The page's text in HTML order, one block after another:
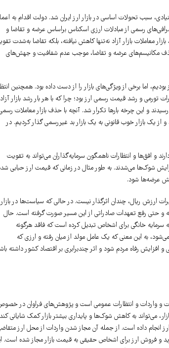
کرد. این تغییر بنیادی، سبب تحولات اساسی در بازار ارز ایران شد. دولت اقدام به
رسمی از مبادلات ارزی اسکناس براساس عرضه و تقاضا و
و معاملات آن جرم‌انگاری شد. با گذشت حدود ۷ سال از این موضوع، بازار معاملات بازار آزاد نه‌تنها کاهش نیافته، بلکه تقاضا به‌شدت
و حذف مکانیسم‌های عرضه و تقاضا، موجب عدم شفافیت و جهش‌های
اما برخی از ویژگی‌های بازار را از دست داده بود. همچنین
تورمی و رشد قیمت رسمی ارز بود؛ چرا که با هر بار رشد بازار
و این چرخه بارها تکرار شد. آنچه با حذف بازار معاملات
یک بازار خوب قانونی به یک بازار بد غیررسمی گذار کردیم. در
و افق‌ها و انتظارات ناهمگون سرمایه‌گذاران می‌تواند به تقویت
شوک‌ها می‌شدند. به طور مثال در زمانی که قیمت ارز حبابی
عرضه‌ها شود.
ارزش ریال، چندان اثر‌گذار نیست. در حالی که سیاست‌ها در بازار
و حتی رفع تعهدات صادراتی از این مسیر صورت گرفته است. حال
سرمایه خانگی برای اشخاص تبدیل کرده است که فاقد هرگونه
به این معنی که یک عامل مولد از میان ‌رفته و ارزی که
رفاه مردم شود و اثر چندبرابری بر اقتصاد کشور داشته
و واردات و انتظارات عمومی است و پژوهش‌های فراوان در
می‌تواند به کاهش شوک‌ها و پایداری بیشتر بازار کمک شایانی
انجام داده است. از جمله آن مجاز شدن واردات از محل ارز
و فروش ارز برای اشخاص حقیقی به قیمت بازار مجاز شده است.